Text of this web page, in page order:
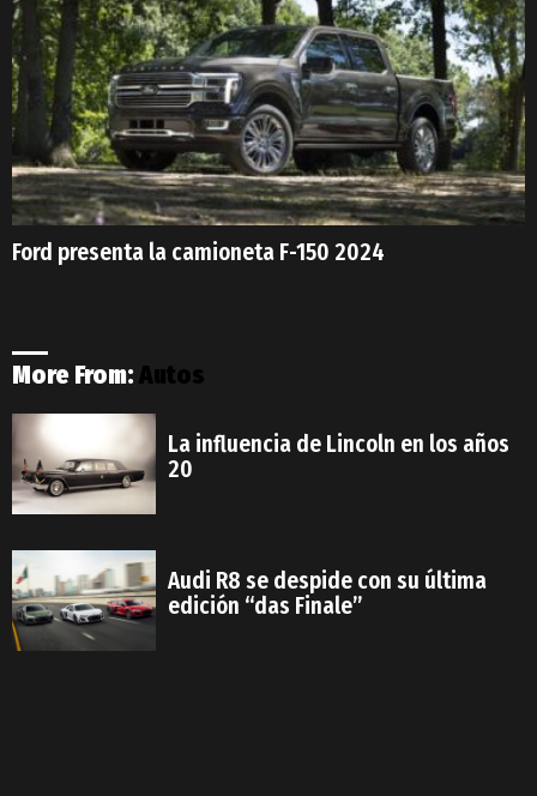
Ford presenta la camioneta F-150 2024
More From:Autos
La influencia de Lincoln en los años
20
Audi R8 se despide con su última
edición “das Finale”